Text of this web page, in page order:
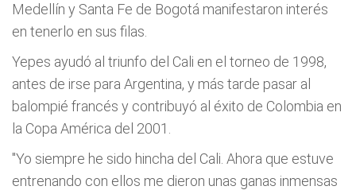
Medellí­n y Santa Fe de Bogotá manifestaron interés
en tenerlo en sus filas.
Yepes ayudó al triunfo del Cali en el torneo de 1998,
antes de irse para Argentina, y más tarde pasar al
balompié francés y contribuyó al éxito de Colombia en
la Copa América del 2001.
"Yo siempre he sido hincha del Cali. Ahora que estuve
entrenando con ellos me dieron unas ganas inmensas